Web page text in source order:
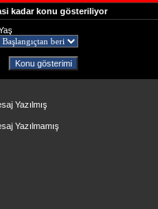
kadar konu gösteriliyor
Yazılmış
Yazılmamış